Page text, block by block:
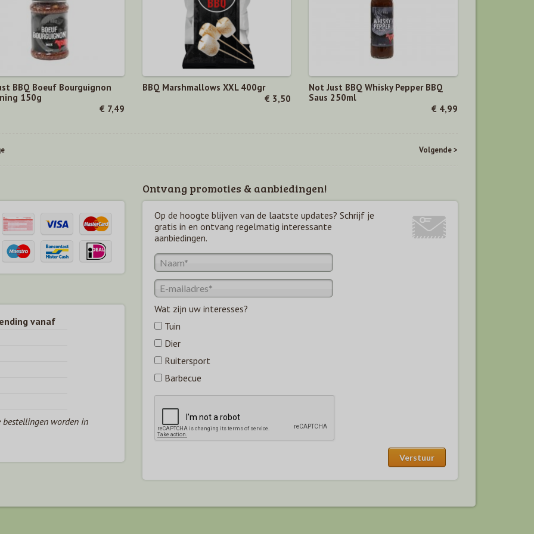
BBQ Boeuf Bourguignon
150g
€ 7,49
BBQ Marshmallows XXL 400gr
€ 3,50
Not Just BBQ Whisky Pepper BBQ
Saus 250ml
€ 4,99
Volgende >
Ontvang promoties & aanbiedingen!
Op de hoogte blijven van de laatste updates? Schrijf je
gratis in en ontvang regelmatig interessante
aanbiedingen.
Wat zijn uw interesses?
Tuin
Dier
Ruitersport
Barbecue
vanaf
bestellingen worden in